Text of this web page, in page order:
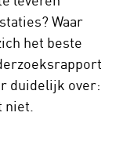
Waar
het beste
duidelijk over:
niet.